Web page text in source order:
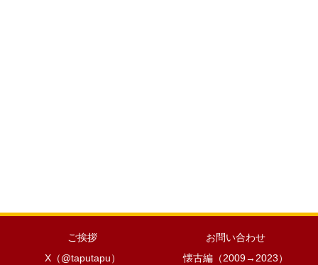
ご挨拶
お問い合わせ
X（@taputapu）
懐古編（2009→2023）